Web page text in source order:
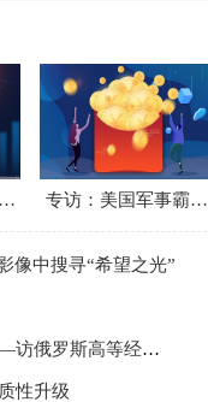
九江耕地撤乡并镇怎么样给 专访：美国军事霸权给世界带来灾难——访俄罗斯高等经济大学欧洲与国际综合研究中心副主任苏斯洛夫
像中搜寻“希望之光”
综合研究中心副主任苏斯洛夫
性升级